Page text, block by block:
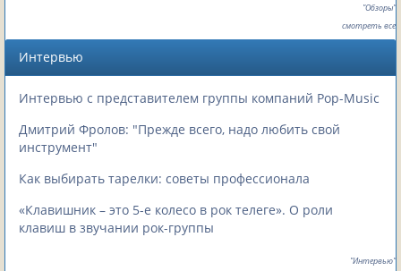
"Обзоры"
смотреть все
Интервью
Интервью с представителем группы компаний Pop-Music
Дмитрий Фролов: "Прежде всего, надо любить свой
инструмент"
Как выбирать тарелки: советы профессионала
«Клавишник – это 5-е колесо в рок телеге». О роли
клавиш в звучании рок-группы
"Интервью"